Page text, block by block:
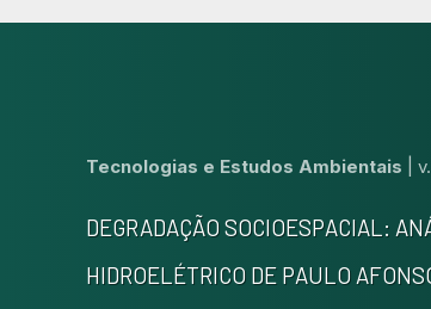
Tecnologias e Estudos Ambientais
DEGRADAÇÃO SOCIOESPACIAL:
HIDROELÉTRICO DE PAULO